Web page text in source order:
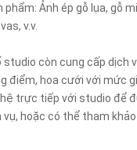
phẩm: Ảnh ép gỗ lụa, gỗ
v.v.
studio còn cung cấp dịch
điểm, hoa cưới với mức
hệ trực tiếp với studio để
vụ, hoặc có thể tham